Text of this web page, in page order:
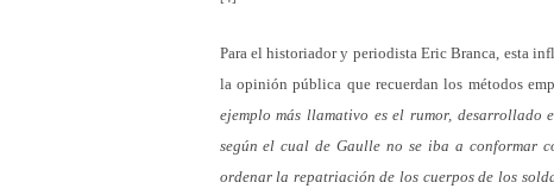
Para el historiador y periodista Eric Branca, esta
la opinión pública que recuerdan los métodos
ejemplo más llamativo es el rumor, desarrollado
según el cual de Gaulle no se iba a conformar
ordenar la repatriación de los cuerpos de los